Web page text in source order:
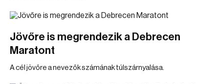
Jövőre is megrendezik a Debrecen
Maratont
A cél jövőre a nevezők számának túlszárnyalása.